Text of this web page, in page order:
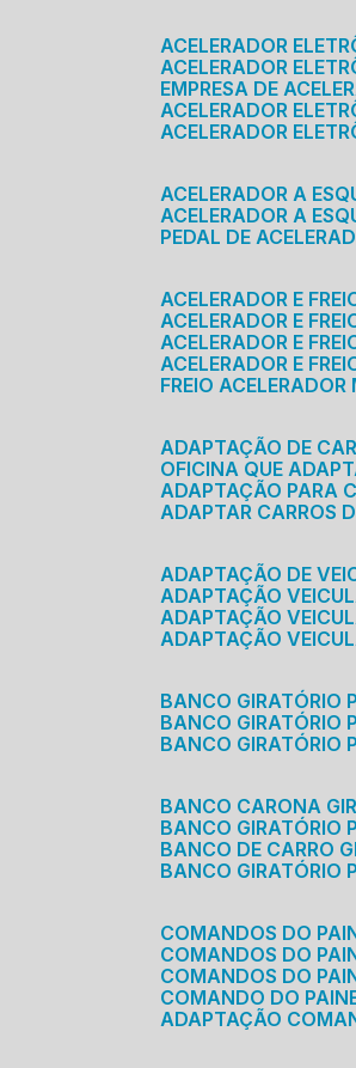
ACELERADOR
ACELERADOR
EMPRESA DE
ACELERADOR
ACELERADOR
ACELERADOR A
ACELERADOR A
PEDAL DE
ACELERADOR E
ACELERADOR E
ACELERADOR E
ACELERADOR E
FREIO
ADAPTAÇÃO DE
OFICINA QUE
ADAPTAÇÃO PARA
ADAPTAR CARROS
ADAPTAÇÃO DE
ADAPTAÇÃO
ADAPTAÇÃO
ADAPTAÇÃO
BANCO GIRATÓRIO
BANCO GIRATÓRIO
BANCO GIRATÓRIO
BANCO CARONA
BANCO GIRATÓRIO
BANCO DE CARRO
BANCO GIRATÓRIO
COMANDOS DO
COMANDOS DO
COMANDOS DO
COMANDO DO
ADAPTAÇÃO